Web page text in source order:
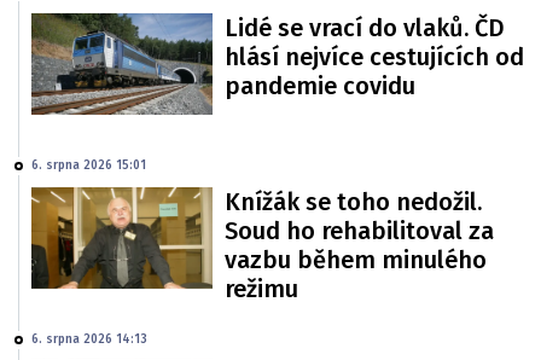
Lidé se vrací do vlaků. ČD
hlásí nejvíce cestujících od
pandemie covidu
6. srpna 2026 15:01
Knížák se toho nedožil.
Soud ho rehabilitoval za
vazbu během minulého
režimu
6. srpna 2026 14:13